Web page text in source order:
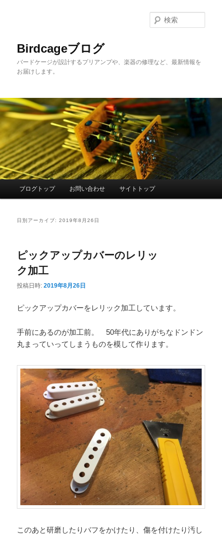
へ
移
動
移
動
Birdcageブログ
バードケージが設計するプリアンプや、楽器の修理など、最新情報を
お届けします。
索
イ
ブログトップ お問い合わせ サイトトップ
日別アーカイブ:2019年8月26日
ピックアップカバーのレリッ
ク加工
投稿日時:2019年8月26日
ピックアップカバーをレリック加工しています。
手前にあるのが加工前。 50年代にありがちなドンドン
丸まっていってしまうものを模して作ります。
このあと研磨したりバフをかけたり、傷を付けたり汚し